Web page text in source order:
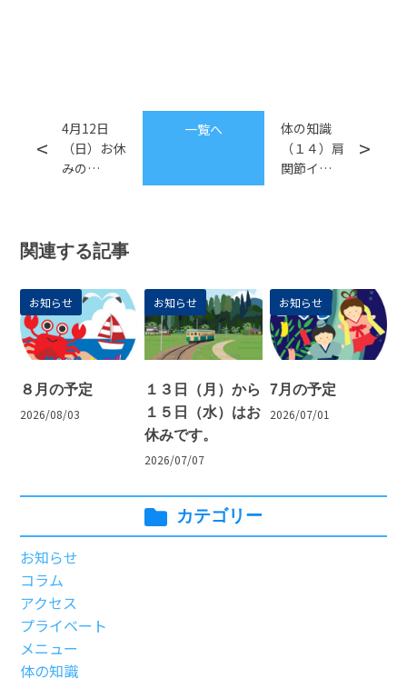
4月12日
（日）お休
みの…
一覧へ
体の知識
（１４）肩
関節イ…
関連する記事
お知らせ
８月の予定
2026/08/03
お知らせ
１３日（月）から
１５日（水）はお
休みです。
2026/07/07
お知らせ
7月の予定
2026/07/01
カテゴリー
お知らせ
コラム
アクセス
プライベート
メニュー
体の知識